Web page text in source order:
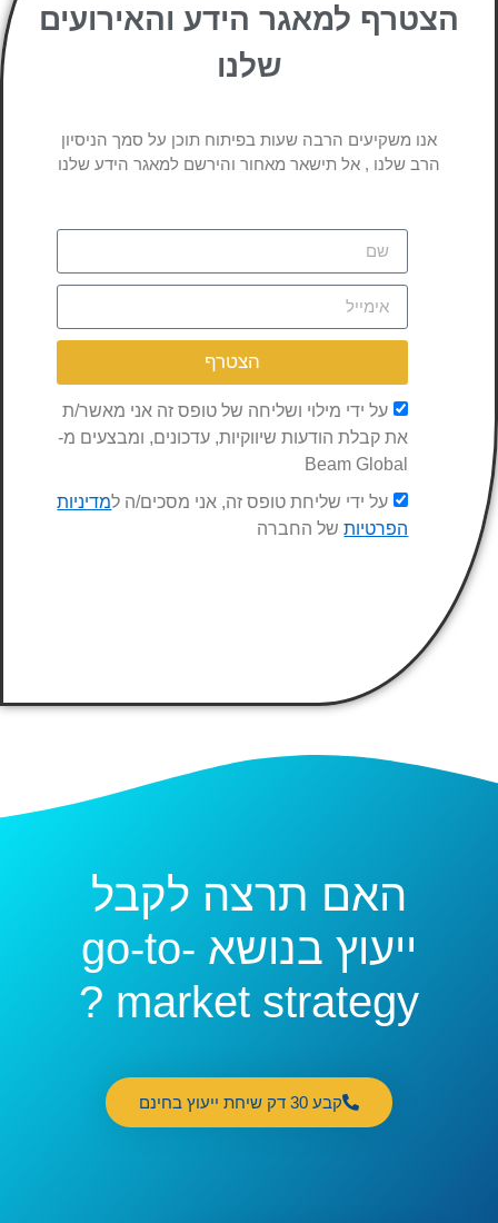
הצטרף למאגר הידע והאירועים
שלנו
אנו משקיעים הרבה שעות בפיתוח תוכן על סמך הניסיון
הרב שלנו , אל תישאר מאחור והירשם למאגר הידע שלנו
על ידי מילוי ושליחה של טופס זה אני מאשר/ת
את קבלת הודעות שיווקיות, עדכונים, ומבצעים מ-
Beam Global
על ידי שליחת טופס זה, אני מסכים/ה למדיניות
הפרטיותשל החברה
הצטרף
האם תרצה לקבל
ייעוץ בנושא go-to-
market strategy ?
קבע 30 דק שיחת ייעוץ בחינם